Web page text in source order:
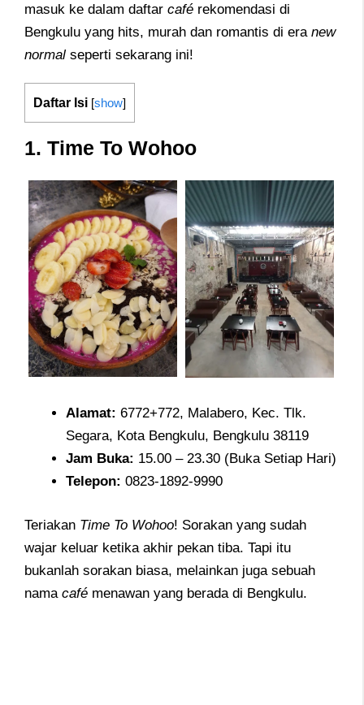
masuk ke dalam daftar café rekomendasi di
Bengkulu yang hits, murah dan romantis di era new
normal seperti sekarang ini!
Daftar Isi [show]
1. Time To Wohoo
Alamat: 6772+772, Malabero, Kec. Tlk.
Segara, Kota Bengkulu, Bengkulu 38119
Jam Buka: 15.00 – 23.30 (Buka Setiap Hari)
Telepon: 0823-1892-9990
Teriakan Time To Wohoo! Sorakan yang sudah
wajar keluar ketika akhir pekan tiba. Tapi itu
bukanlah sorakan biasa, melainkan juga sebuah
nama café menawan yang berada di Bengkulu.